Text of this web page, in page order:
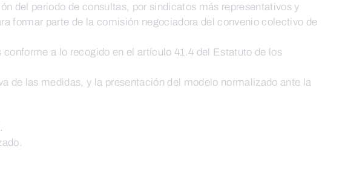
del periodo de consultas, por sindicatos más representativos y
formar parte de la comisión negociadora del convenio colectivo de
a lo recogido en el artículo 41.4 del Estatuto de los
de las medidas, y la presentación del modelo normalizado ante la